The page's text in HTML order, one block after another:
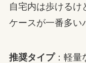
自宅内は歩けるけ
ケースが一番多い
推奨タイプ：軽量